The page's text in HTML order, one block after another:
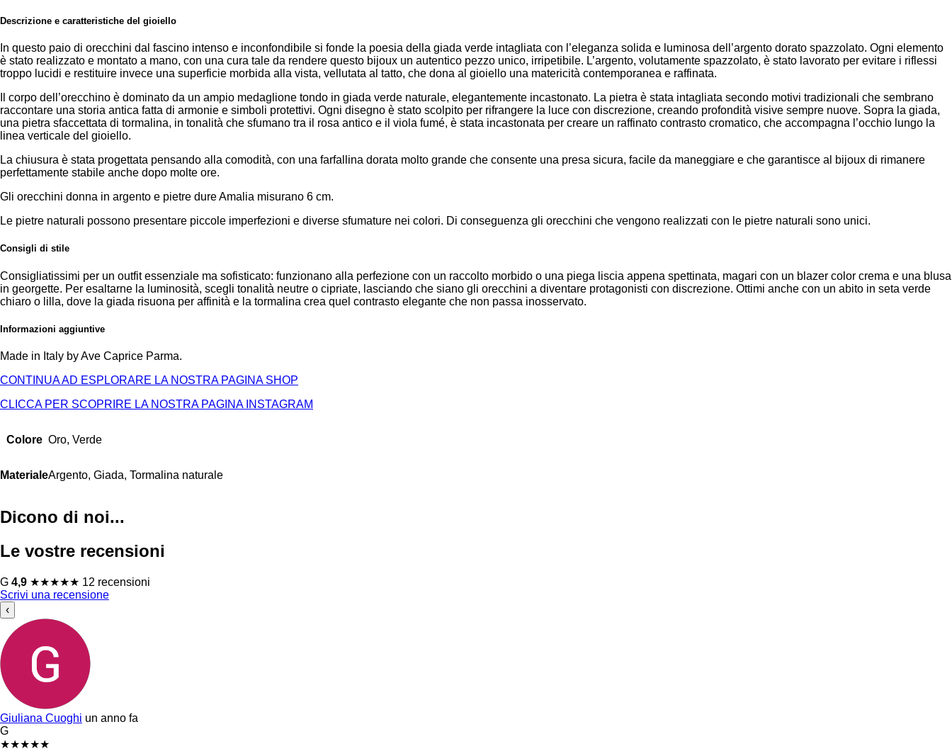
Descrizione e caratteristiche del gioiello
In questo paio di orecchini dal fascino intenso e inconfondibile si fonde la poesia della giada verde intagliata con l’eleganza solida e luminosa dell’argento dorato spazzolato. Ogni elemento
è stato realizzato e montato a mano, con una cura tale da rendere questo bijoux un autentico pezzo unico, irripetibile. L’argento, volutamente spazzolato, è stato lavorato per evitare i riflessi
troppo lucidi e restituire invece una superficie morbida alla vista, vellutata al tatto, che dona al gioiello una matericità contemporanea e raffinata.
Il corpo dell’orecchino è dominato da un ampio medaglione tondo in giada verde naturale, elegantemente incastonato. La pietra è stata intagliata secondo motivi tradizionali che sembrano
raccontare una storia antica fatta di armonie e simboli protettivi. Ogni disegno è stato scolpito per rifrangere la luce con discrezione, creando profondità visive sempre nuove. Sopra la giada,
una pietra sfaccettata di tormalina, in tonalità che sfumano tra il rosa antico e il viola fumé, è stata incastonata per creare un raffinato contrasto cromatico, che accompagna l’occhio lungo la
linea verticale del gioiello.
La chiusura è stata progettata pensando alla comodità, con una farfallina dorata molto grande che consente una presa sicura, facile da maneggiare e che garantisce al bijoux di rimanere
perfettamente stabile anche dopo molte ore.
Gli orecchini donna in argento e pietre dure Amalia misurano 6 cm.
Le pietre naturali possono presentare piccole imperfezioni e diverse sfumature nei colori. Di conseguenza gli orecchini che vengono realizzati con le pietre naturali sono unici.
Consigli di stile
Consigliatissimi per un outfit essenziale ma sofisticato: funzionano alla perfezione con un raccolto morbido o una piega liscia appena spettinata, magari con un blazer color crema e una blusa
in georgette. Per esaltarne la luminosità, scegli tonalità neutre o cipriate, lasciando che siano gli orecchini a diventare protagonisti con discrezione. Ottimi anche con un abito in seta verde
chiaro o lilla, dove la giada risuona per affinità e la tormalina crea quel contrasto elegante che non passa inosservato.
Informazioni aggiuntive
Made in Italy by Ave Caprice Parma.
CONTINUA AD ESPLORARE LA NOSTRA PAGINA SHOP
CLICCA PER SCOPRIRE LA NOSTRA PAGINA INSTAGRAM
Colore Oro, Verde
MaterialeArgento, Giada, Tormalina naturale
Dicono di noi...
Le vostre recensioni
G 4,9 ★★★★★ 12 recensioni
Scrivi una recensione
‹
Giuliana Cuoghi un anno fa
G
★★★★★